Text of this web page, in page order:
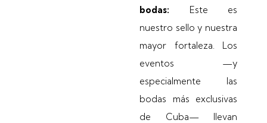
bodas: Este es
nuestro sello y nuestra
mayor fortaleza. Los
eventos —y
especialmente las
bodas más exclusivas
de Cuba— llevan